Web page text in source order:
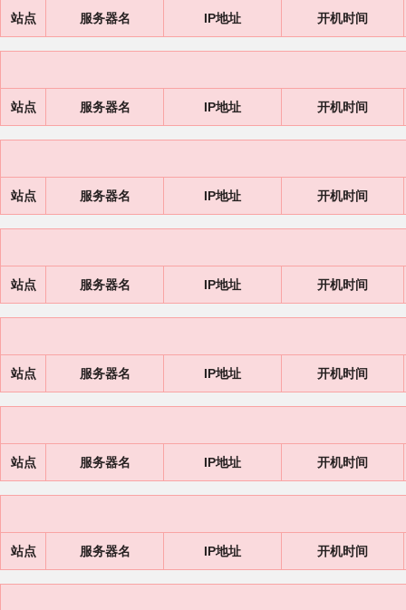
站点 服务器名 IP地址 开机时间
站点 服务器名 IP地址 开机时间
站点 服务器名 IP地址 开机时间
站点 服务器名 IP地址 开机时间
站点 服务器名 IP地址 开机时间
站点 服务器名 IP地址 开机时间
站点 服务器名 IP地址 开机时间